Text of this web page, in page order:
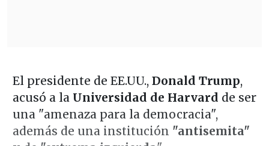
El presidente de EE.UU., Donald Trump,
acusó a la Universidad de Harvard de ser
una "amenaza para la democracia",
además de una institución "antisemita"